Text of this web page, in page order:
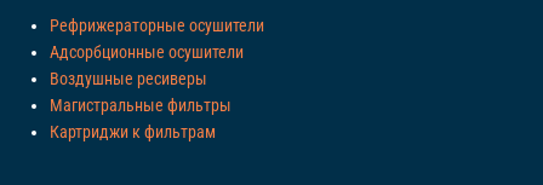
Рефрижераторные осушители
Адсорбционные осушители
Воздушные ресиверы
Магистральные фильтры
Картриджи к фильтрам